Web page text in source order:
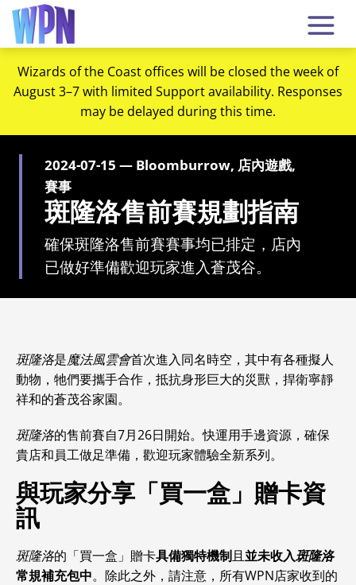
Wizards of the Coast offices will be closed the week of
August 3–7 with limited Support availability. Responses
may be delayed during this time.
2024-07-15 — Bloomburrow, 店內遊戲,
賽事
斑隆洛售前賽規劃指南
確保斑隆洛售前賽賽事均已排定，店內
已做好準備歡迎玩家進入蒼茂谷。
斑隆洛是魔法風雲會首次進入同名時空，其中有各種擬人
動物，牠們要攜手合作，抵抗身形巨大的災獸，捍衛寧靜
祥和的蒼茂谷家園。
斑隆洛的售前賽自7月26日開始。快運用手邊資源，確保
貴店和員工做足準備，歡迎玩家體驗全新系列。
與玩家分享「買一盒」贈卡資
訊
斑隆洛的「買一盒」贈卡具備獨特機制且並未收入斑隆洛
常規補充包中。除此之外，請注意，所有WPN店家收到的